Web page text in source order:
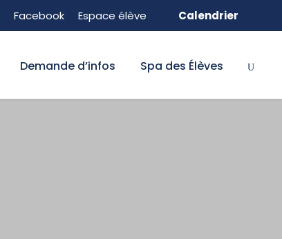
Facebook Espace élève Calendrier
Demande d’infos Spa des Élèves